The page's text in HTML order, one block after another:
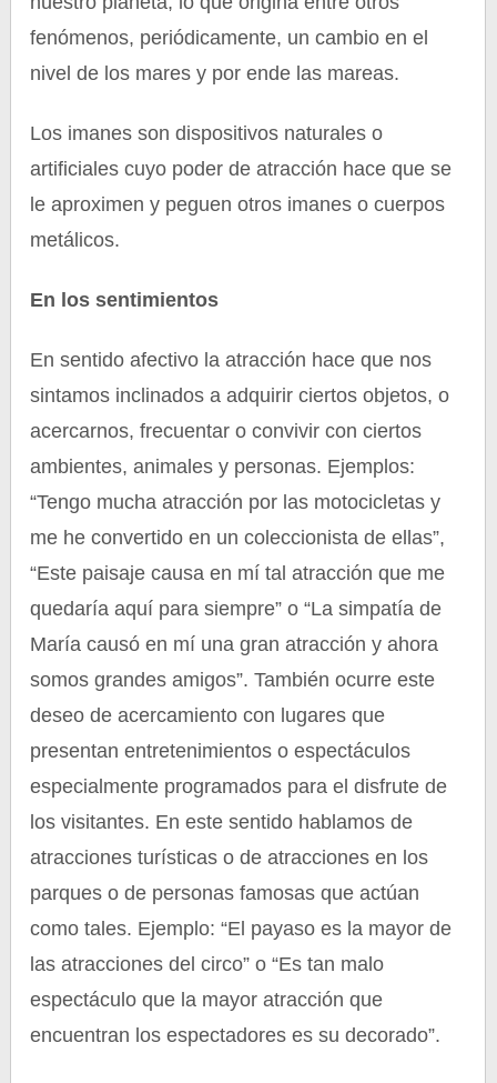
fenómenos, periódicamente, un cambio en el
nivel de los mares y por ende las mareas.
Los imanes son dispositivos naturales o
artificiales cuyo poder de atracción hace que se
le aproximen y peguen otros imanes o cuerpos
metálicos.
En los sentimientos
En sentido afectivo la atracción hace que nos
sintamos inclinados a adquirir ciertos objetos, o
acercarnos, frecuentar o convivir con ciertos
ambientes, animales y personas. Ejemplos:
“Tengo mucha atracción por las motocicletas y
me he convertido en un coleccionista de ellas”,
“Este paisaje causa en mí tal atracción que me
quedaría aquí para siempre” o “La simpatía de
María causó en mí una gran atracción y ahora
somos grandes amigos”. También ocurre este
deseo de acercamiento con lugares que
presentan entretenimientos o espectáculos
especialmente programados para el disfrute de
los visitantes. En este sentido hablamos de
atracciones turísticas o de atracciones en los
parques o de personas famosas que actúan
como tales. Ejemplo: “El payaso es la mayor de
las atracciones del circo” o “Es tan malo
espectáculo que la mayor atracción que
encuentran los espectadores es su decorado”.